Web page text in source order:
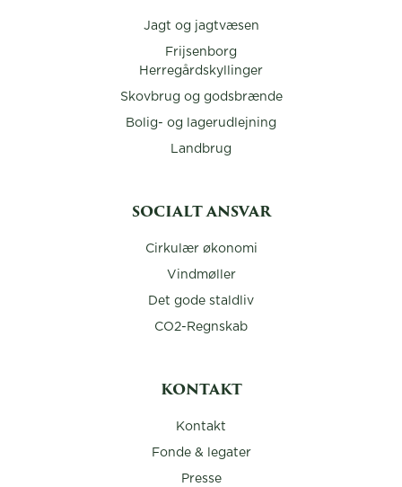
Jagt og jagtvæsen
Frijsenborg
Herregårdskyllinger
Skovbrug og godsbrænde
Bolig- og lagerudlejning
Landbrug
SOCIALT ANSVAR
Cirkulær økonomi
Vindmøller
Det gode staldliv
CO2-Regnskab
KONTAKT
Kontakt
Fonde & legater
Presse